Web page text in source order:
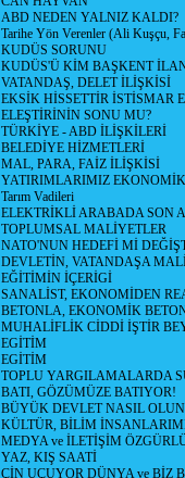
ABD NEDEN YALNIZ KALDI?
Tarihe Yön Verenler (Ali Kuşçu,
KUDÜS SORUNU
KUDÜS'Ü KİM BAŞKENT
VATANDAŞ, DELET İLİŞKİSİ
EKSİK HİSSETTİR İSTİSMAR
ELEŞTİRİNİN SONU MU?
TÜRKİYE - ABD İLİŞKİLERİ
BELEDİYE HİZMETLERİ
MAL, PARA, FAİZ İLİŞKİSİ
YATIRIMLARIMIZ
Tarım Vadileri
ELEKTRİKLİ ARABADA SON
TOPLUMSAL MALİYETLER
NATO'NUN HEDEFİ Mİ
DEVLETİN, VATANDAŞA
EĞİTİMİN İÇERİGİ
SANALİST, EKONOMİDEN
BETONLA, EKONOMİK
MUHALİFLİK CİDDİ İŞTİR
EGİTİM
EGİTİM
TOPLU YARGILAMALARDA
BATI, GÖZÜMÜZE BATIYOR!
BÜYÜK DEVLET NASIL
KÜLTÜR, BİLİM
MEDYA ve İLETİŞİM
YAZ, KIŞ SAATİ
ÇİN UÇUYOR DÜNYA ve BİZ